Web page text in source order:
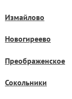
Измайлово
Новогиреево
Преображенское
Сокольники